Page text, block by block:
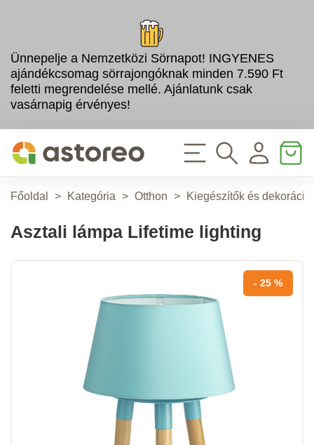
Ünnepelje a Nemzetközi Sörnapot! INGYENES
ajándékcsomag sörrajongóknak minden 7.590 Ft
feletti megrendelése mellé. Ajánlatunk csak
vasárnapig érvényes!
Főoldal > Kategória > Otthon > Kiegészítők és
Asztali lámpa Lifetime lighting
- 25 %